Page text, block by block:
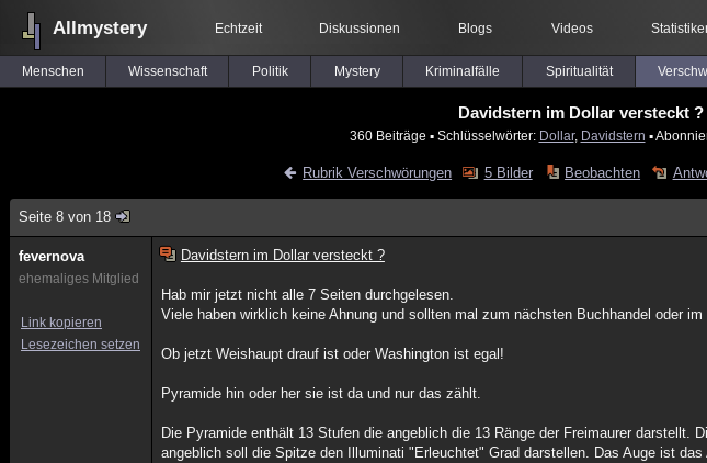
Allmystery Echtzeit Diskussionen Blogs Videos
Menschen Wissenschaft Politik Mystery Kriminalfälle Spiritualität
Davidstern im Dollar versteckt ?
360 Beiträge ▪ Schlüsselwörter: Dollar, Davidstern ▪
Rubrik Verschwörungen 5 Bilder Beobachten
Seite 8 von 18
fevernova
ehemaliges Mitglied
Link kopieren
Lesezeichen setzen
Davidstern im Dollar versteckt ?
Hab mir jetzt nicht alle 7 Seiten durchgelesen.
Viele haben wirklich keine Ahnung und sollten mal zum nächsten Buchhandel oder
Ob jetzt Weishaupt drauf ist oder Washington ist egal!
Pyramide hin oder her sie ist da und nur das zählt.
Die Pyramide enthält 13 Stufen die angeblich die 13 Ränge der Freimaurer darstellt.
angeblich soll die Spitze den Illuminati "Erleuchtet" Grad darstellen. Das Auge ist